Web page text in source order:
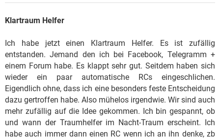
Klartraum Helfer
Ich habe jetzt einen Klartraum Helfer. Es ist zufällig
entstanden. Jemand den ich bei Facebook, Telegramm +
einem Forum habe. Es klappt sehr gut. Seitdem haben sich
wieder ein paar automatische RCs eingeschlichen.
Eigendlich ohne, dass ich eine besonders feste Entscheidung
dazu gertroffen habe. Also mühelos irgendwie. Wir sind auch
mehr zufällig auf die Idee gekommen. Ich bin gespannt, ob
und wann der Traumhelfer im Nacht-Traum erscheint. Ich
habe auch immer dann einen RC wenn ich an ihn denke, zb